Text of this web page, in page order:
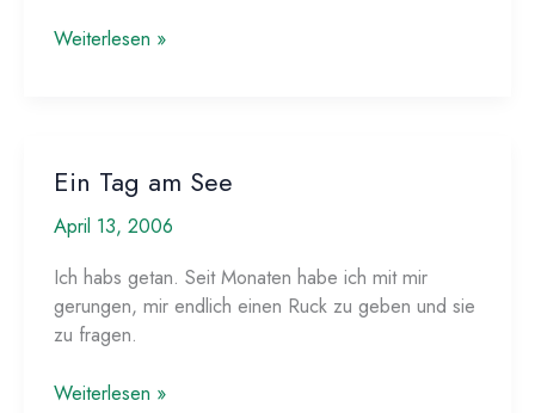
Sabine’s
Weiterlesen »
Ein Tag am See
April 13, 2006
Ich habs getan. Seit Monaten habe ich mit mir
gerungen, mir endlich einen Ruck zu geben und sie
zu fragen.
Ein
Weiterlesen »